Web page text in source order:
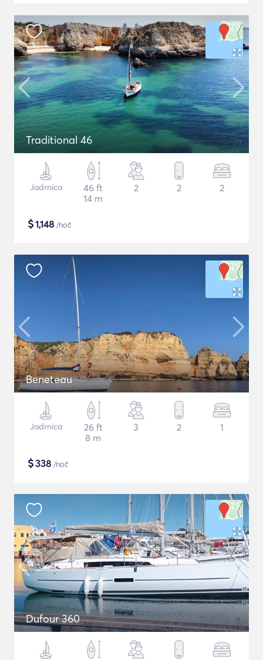
Traditional 46
Jadrnica
46 ft
14 m
2 2 2
$1,148 /noč
Beneteau
Jadrnica
26 ft
8 m
3 2 1
$338 /noč
Dufour 360